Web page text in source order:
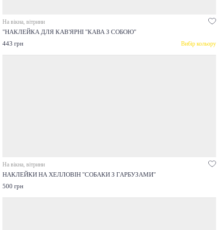
На вікна, вітрини
"НАКЛЕЙКА ДЛЯ КАВ'ЯРНІ "КАВА З СОБОЮ"
443 грн
Вибір кольору
На вікна, вітрини
НАКЛЕЙКИ НА ХЕЛЛОВІН "СОБАКИ З ГАРБУЗАМИ"
500 грн